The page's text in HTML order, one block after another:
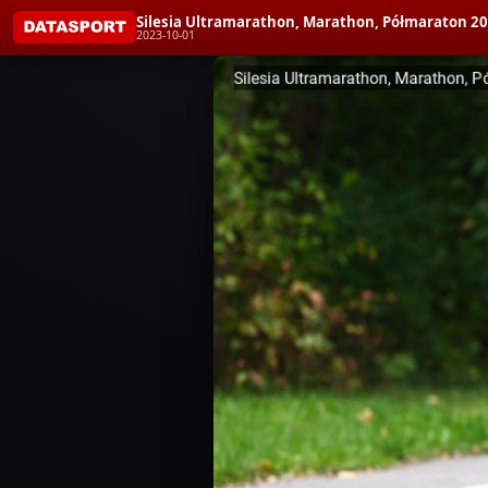
Silesia Ultramarathon, Marathon, Półmaraton
2023-10-01